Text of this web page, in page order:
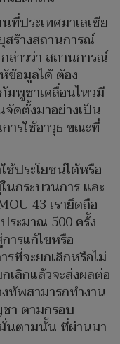
ที่ประเทศมาเลเซีย
สร้างสถานการณ์
ล่าวว่า สถานการณ์
ข้อมูลได้ ต้อง
มพูชาเคลื่อนไหวมี
ดตั้งมาอย่างเป็น
รใช้อาวุธ ขณะที่
ช้ประโยชน์ได้หรือ
กระบวนการ และ
43 เรายึดถือ
ะมาณ 500 ครั้ง
ารแก้ไขหรือ
ที่จะยกเลิกหรือไม่
เลิกแล้วจะส่งผลต่อ
ทัพสามารถทำงาน
า ตามกรอบ
นตามนั้น ที่ผ่านมา